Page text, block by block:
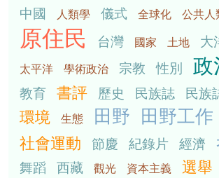
中國 人類學 儀式 全球化 公共人
原住民 台灣 國家 土地 大
太平洋 學術政治 宗教 性別 政
教育 書評 歷史 民族誌 民族
環境 生態 田野 田野工作
社會運動 節慶 紀錄片 經濟
舞蹈 西藏 觀光 資本主義 選舉